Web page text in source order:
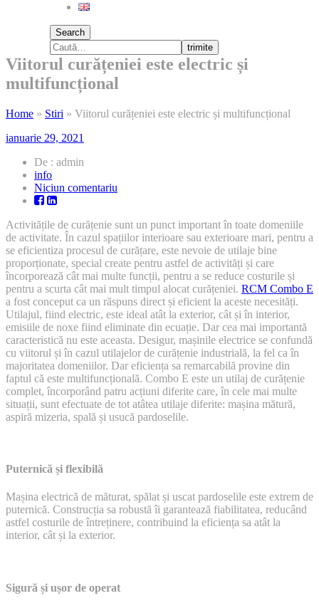
Search
trimite
Viitorul curățeniei este electric și
multifuncțional
Home » Stiri » Viitorul curățeniei este electric și multifuncțional
ianuarie 29, 2021
De : admin
info
Niciun comentariu
este
electric
și
multifuncțional
Activitățile de curățenie sunt un punct important în toate domeniile
de activitate. În cazul spațiilor interioare sau exterioare mari, pentru a
se eficientiza procesul de curățare, este nevoie de utilaje bine
proporționate, special create pentru astfel de activități și care
încorporează cât mai multe funcții, pentru a se reduce costurile și
pentru a scurta cât mai mult timpul alocat curățeniei. RCM Combo E
a fost conceput ca un răspuns direct și eficient la aceste necesități.
Utilajul, fiind electric, este ideal atât la exterior, cât și în interior,
emisiile de noxe fiind eliminate din ecuație. Dar cea mai importantă
caracteristică nu este aceasta. Desigur, mașinile electrice se confundă
cu viitorul și în cazul utilajelor de curățenie industrială, la fel ca în
majoritatea domeniilor. Dar eficiența sa remarcabilă provine din
faptul că este multifuncțională. Combo E este un utilaj de curățenie
complet, încorporând patru acțiuni diferite care, în cele mai multe
situații, sunt efectuate de tot atâtea utilaje diferite: mașina mătură,
aspiră mizeria, spală și usucă pardoselile.
Puternică și flexibilă
Mașina electrică de măturat, spălat și uscat pardoselile este extrem de
puternică. Construcția sa robustă îi garantează fiabilitatea, reducând
astfel costurile de întreținere, contribuind la eficiența sa atât la
interior, cât și la exterior.
Sigură și ușor de operat